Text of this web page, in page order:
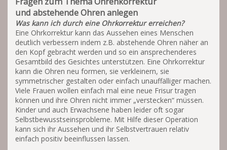
und abstehende Ohren anlegen
Was kann ich durch eine Ohrkorrektur erreichen?
Eine Ohrkorrektur kann das Aussehen eines Menschen
deutlich verbessern indem z.B. abstehende Ohren näher an
den Kopf gebracht werden und so ein ansprechenderes
Gesamtbild des Gesichtes unterstützen. Eine Ohrkorrektur
kann die Ohren neu formen, sie verkleinern, sie
symmetrischer gestalten oder einfach unauffälliger machen.
Viele Frauen wollen einfach mal eine neue Frisur tragen
können und ihre Ohren nicht immer „verstecken“ müssen.
Kinder und auch Erwachsene haben leider oft sogar
Selbstbewusstseinsprobleme. Mit Hilfe dieser Operation
kann sich ihr Aussehen und ihr Selbstvertrauen relativ
einfach positiv beeinflussen lassen.